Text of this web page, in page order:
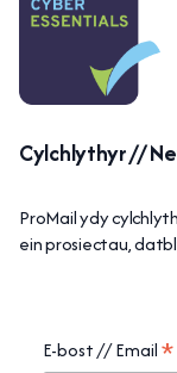
Cylchlythyr //
ProMail ydy
ein prosiectau,
E-bost // Email*